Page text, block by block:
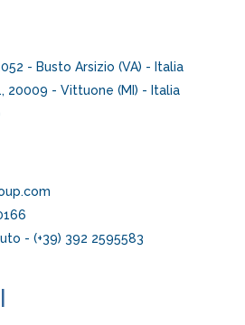
- Busto Arsizio (VA) - Italia
20009 - Vittuone (MI) - Italia
- (+39) 392 2595583